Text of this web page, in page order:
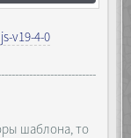
v19-4-0
шаблона, то